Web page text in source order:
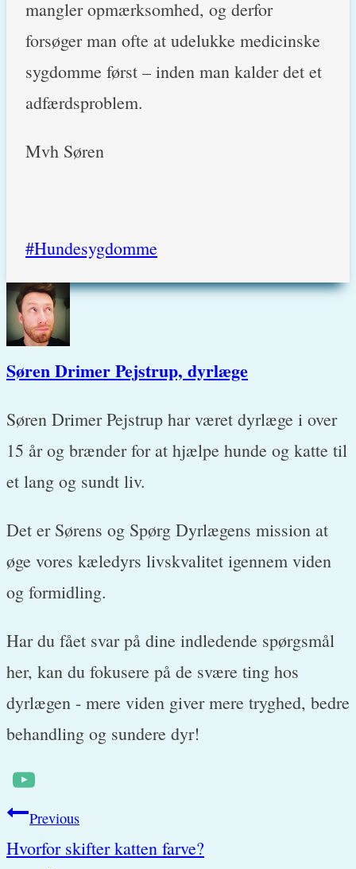
mangler opmærksomhed, og derfor
forsøger man ofte at udelukke medicinske
sygdomme først – inden man kalder det et
adfærdsproblem.
Mvh Søren
Post
Tags:
#Hundesygdomme
Søren Drimer Pejstrup, dyrlæge
Søren Drimer Pejstrup har været dyrlæge i over
15 år og brænder for at hjælpe hunde og katte til
et lang og sundt liv.
Det er Sørens og Spørg Dyrlægens mission at
øge vores kæledyrs livskvalitet igennem viden
og formidling.
Har du fået svar på dine indledende spørgsmål
her, kan du fokusere på de svære ting hos
dyrlægen - mere viden giver mere tryghed, bedre
behandling og sundere dyr!
Post
navigation
Previous
Hvorfor skifter katten farve?